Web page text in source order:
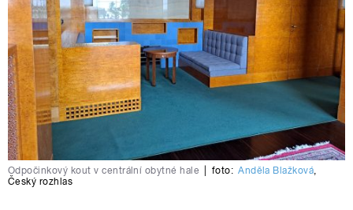
Odpočinkový kout v centrální obytné hale foto: Anděla Blažková,
Český rozhlas